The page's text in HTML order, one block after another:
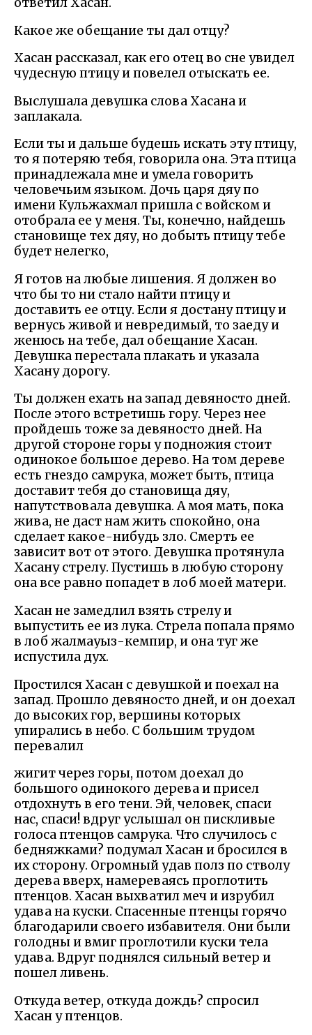
Какое же обещание ты дал отцу?
Хасан рассказал, как его отец во сне увидел
чудесную птицу и повелел отыскать ее.
Выслушала девушка слова Хасана и
заплакала.
Если ты и дальше будешь искать эту птицу,
то я потеряю тебя, говорила она. Эта птица
принадлежала мне и умела говорить
человечьим языком. Дочь царя дяу по
имени Кульжахмал пришла с войском и
отобрала ее у меня. Ты, конечно, найдешь
становище тех дяу, но добыть птицу тебе
будет нелегко,
Я готов на любые лишения. Я должен во
что бы то ни стало найти птицу и
доставить ее отцу. Если я достану птицу и
вернусь живой и невредимый, то заеду и
женюсь на тебе, дал обещание Хасан.
Девушка перестала плакать и указала
Хасану дорогу.
Ты должен ехать на запад девяносто дней.
После этого встретишь гору. Через нее
пройдешь тоже за девяносто дней. На
другой стороне горы у подножия стоит
одинокое большое дерево. На том дереве
есть гнездо самрука, может быть, птица
доставит тебя до становища дяу,
напутствовала девушка. А моя мать, пока
жива, не даст нам жить спокойно, она
сделает какое-нибудь зло. Смерть ее
зависит вот от этого. Девушка протянула
Хасану стрелу. Пустишь в любую сторону
она все равно попадет в лоб моей матери.
Хасан не замедлил взять стрелу и
выпустить ее из лука. Стрела попала прямо
в лоб жалмауыз-кемпир, и она туг же
испустила дух.
Простился Хасан с девушкой и поехал на
запад. Прошло девяносто дней, и он доехал
до высоких гор, вершины которых
упирались в небо. С большим трудом
перевалил
жигит через горы, потом доехал до
большого одинокого дерева и присел
отдохнуть в его тени. Эй, человек, спаси
нас, спаси! вдруг услышал он пискливые
голоса птенцов самрука. Что случилось с
бедняжками? подумал Хасан и бросился в
их сторону. Огромный удав полз по стволу
дерева вверх, намереваясь проглотить
птенцов. Хасан выхватил меч и изрубил
удава на куски. Спасенные птенцы горячо
благодарили своего избавителя. Они были
голодны и вмиг проглотили куски тела
удава. Вдруг поднялся сильный ветер и
пошел ливень.
Откуда ветер, откуда дождь? спросил
Хасан у птенцов.